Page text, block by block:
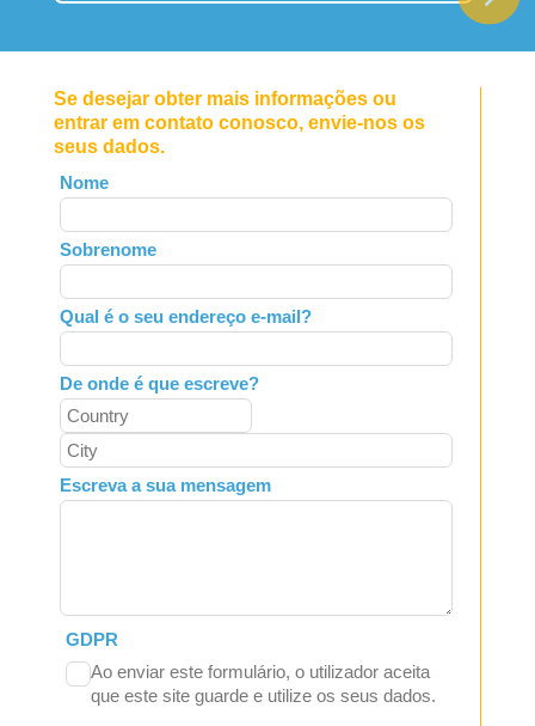
Se desejar obter mais informações ou
entrar em contato conosco, envie-nos os
seus dados.
Leave
this
field
blank
Nome
Sobrenome
Qual é o seu endereço e-mail?
De onde é que escreve?
Escreva a sua mensagem
GDPR
Ao enviar este formulário, o utilizador aceita
que este site guarde e utilize os seus dados.